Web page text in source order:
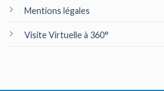
Mentions légales
Visite Virtuelle à 360°